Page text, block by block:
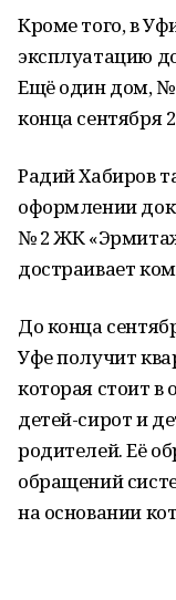
Кроме того, в
эксплуатацию
Ещё один дом, №
конца сентября
Радий Хабиров
оформлении
№ 2 ЖК
достраивает
До конца
Уфе получит
которая стоит в
детей-сирот и
родителей. Её
обращений
на основании